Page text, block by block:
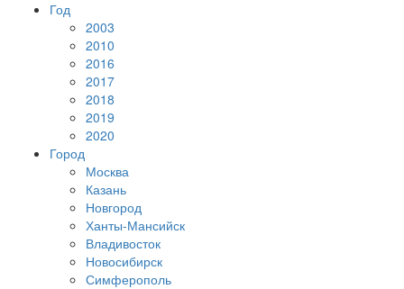
Год
2003
2010
2016
2017
2018
2019
2020
Город
Москва
Казань
Новгород
Ханты-Мансийск
Владивосток
Новосибирск
Симферополь